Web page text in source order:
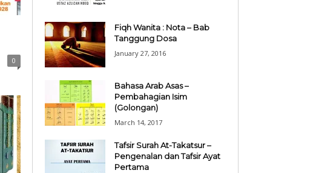
0
Fiqh Wanita : Nota – Bab
Tanggung Dosa
January 27, 2016
Bahasa Arab Asas –
Pembahagian Isim
(Golongan)
March 14, 2017
Tafsir Surah At-Takatsur –
Pengenalan dan Tafsir Ayat
Pertama